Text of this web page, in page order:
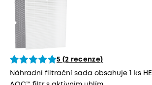
5 (2 recenze)
Náhradní filtrační sada obsahuje 1 ks